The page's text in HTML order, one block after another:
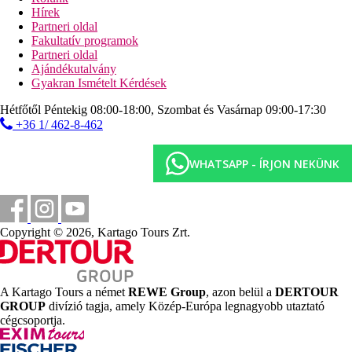
homokos/kavicsos, helyenként köves tengerpart
móló
Sport és szórakozás ingyenesen
animációs programok
esti programok
törökfürdő
fitneszterem
Sport és szórakozás térítés ellenében
spa-központ
masszázsok
kezelések
szépségszalon
vízi sportok a tengerparton (helyi szolgáltatóknál)
búvárkodás
Ellátás
All Inclusive: minden étkezés büférendszerben, 10.00-
24.00 óra között, a főézkezések ideje alatt egyes helyi
Hírek
Partneri oldal
Fakultatív programok
Partneri oldal
Ajándékutalvány
Gyakran Ismételt Kérdések
Hétfőtől Péntekig 08:00-18:00, Szombat és Vasárnap 09:00-17:30
+36 1/ 462-8-462
WHATSAPP - ÍRJON NEKÜNK
Copyright © 2026, Kartago Tours Zrt.
A Kartago Tours a német REWE Group, azon belül a DERTOUR
GROUP divízió tagja, amely Közép-Európa legnagyobb utaztató
cégcsoportja.